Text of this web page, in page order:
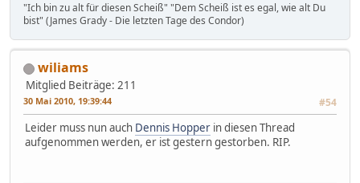
"Ich bin zu alt für diesen Scheiß" "Dem Scheiß ist es egal, wie alt Du
bist" (James Grady - Die letzten Tage des Condor)
wiliams
Mitglied Beiträge: 211
30 Mai 2010, 19:39:44 #54
Leider muss nun auch Dennis Hopper in diesen Thread
aufgenommen werden, er ist gestern gestorben. RIP.